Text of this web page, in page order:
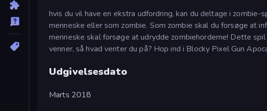
hvis du vil have en ekstra udfordring, kan du deltage i
menneske eller som zombie. Som zombie skal du forsøge at
menneske skal forsøge at udrydde zombiehorderne! Dette
venner, så hvad venter du på? Hop ind i Blocky Pixel Gun
Udgivelsesdato
Marts 2018